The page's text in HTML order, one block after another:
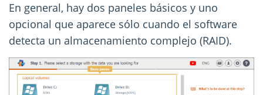
En general, hay dos paneles básicos y uno
opcional que aparece sólo cuando el software
detecta un almacenamiento complejo (RAID).